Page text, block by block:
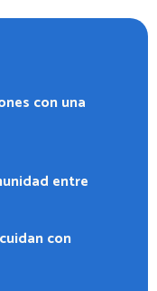
con una
entre
con